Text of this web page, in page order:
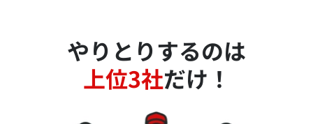
やりとりするのは
上位3社だけ！